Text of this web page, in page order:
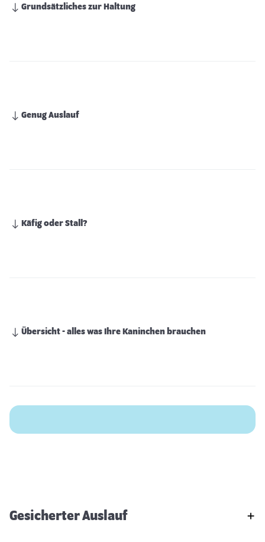
Grundsätzliches zur Haltung
Genug Auslauf
Käfig oder Stall?
Übersicht - alles was Ihre Kaninchen brauchen
Gesicherter Auslauf